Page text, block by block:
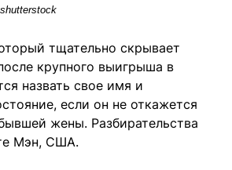
тщательно скрывает
крупного выигрыша в
назвать свое имя и
если он не откажется
жены. Разбирательства
Мэн, США.